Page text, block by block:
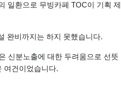
일환으로 무빙카페 TOC이 기획 제
완비까지는 하지 못했습니다.
신분노출에 대한 두려움으로 선뜻
여건이었습니다.